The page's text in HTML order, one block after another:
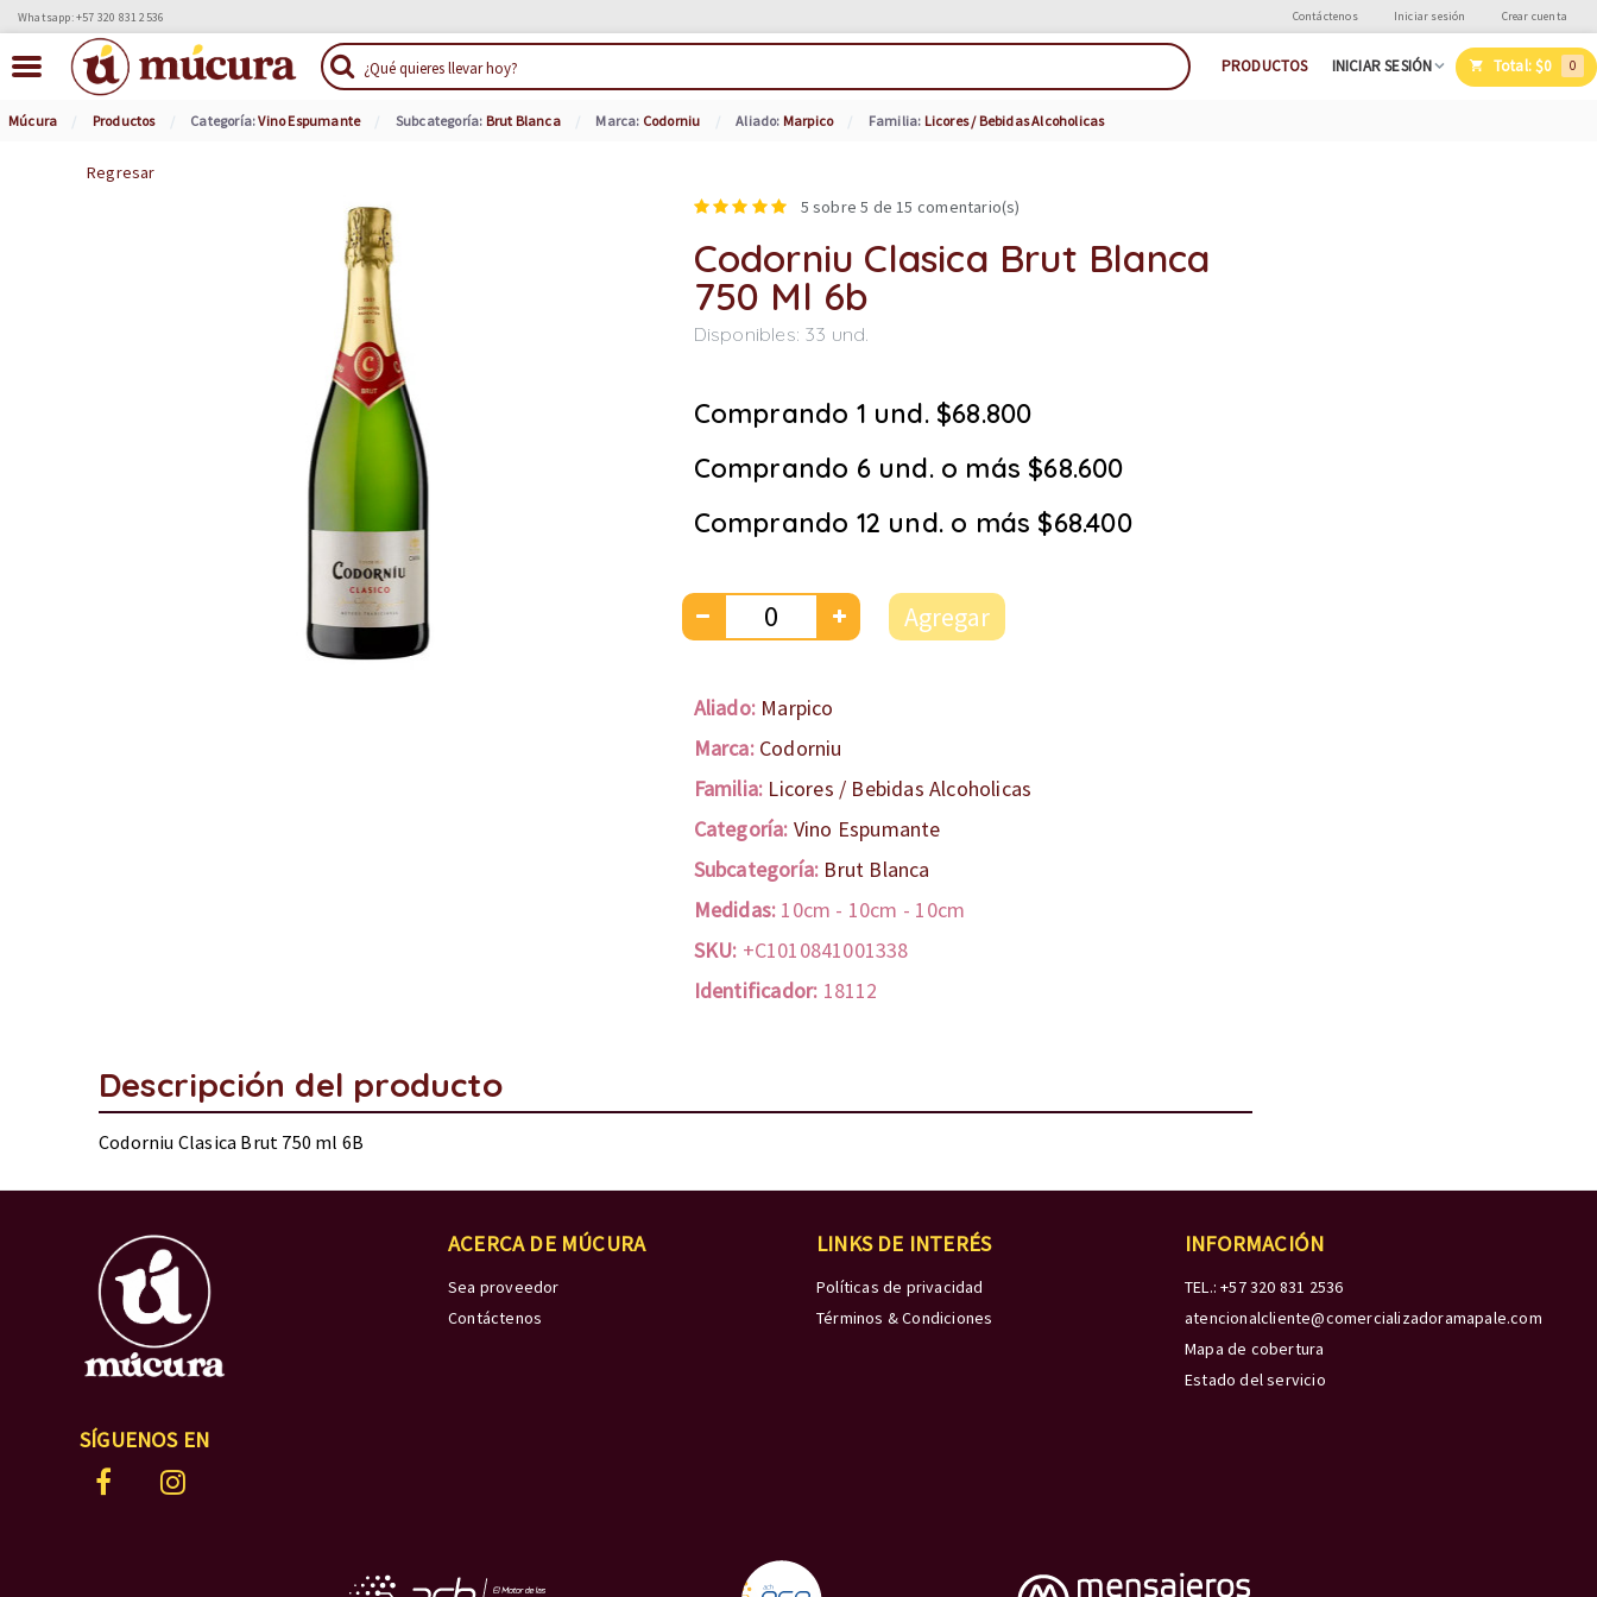
Whatsapp: +57 320 831 2536 Contáctenos Iniciar sesión Crear cuenta
PRODUCTOS INICIAR SESIÓN Total:$0 0
Múcura Productos Categoría:Vino Espumante Subcategoría: Brut Blanca Marca: Codorniu Aliado: Marpico Familia: Licores / Bebidas Alcoholicas
Regresar
5 sobre 5 de15 comentario(s)
Codorniu Clasica Brut Blanca
750 Ml 6b
Disponibles: 33 und.
Comprando 1 und. $68.800
Comprando 6 und. o más $68.600
Comprando 12 und. o más $68.400
Agregar
Aliado: Marpico
Marca: Codorniu
Familia: Licores / Bebidas Alcoholicas
Categoría: Vino Espumante
Subcategoría: Brut Blanca
Medidas: 10cm - 10cm - 10cm
SKU: +C1010841001338
Identificador: 18112
Descripción del producto
Codorniu Clasica Brut 750 ml 6B
SÍGUENOS EN
ACERCA DE MÚCURA
Sea proveedor
Contáctenos
LINKS DE INTERÉS
Políticas de privacidad
Términos & Condiciones
INFORMACIÓN
TEL.: +57 320 831 2536
atencionalcliente@comercializadoramapale.com
Mapa de cobertura
Estado del servicio